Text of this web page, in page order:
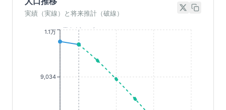
実績（実線）と将来推計（破線）
9,034
1.1万